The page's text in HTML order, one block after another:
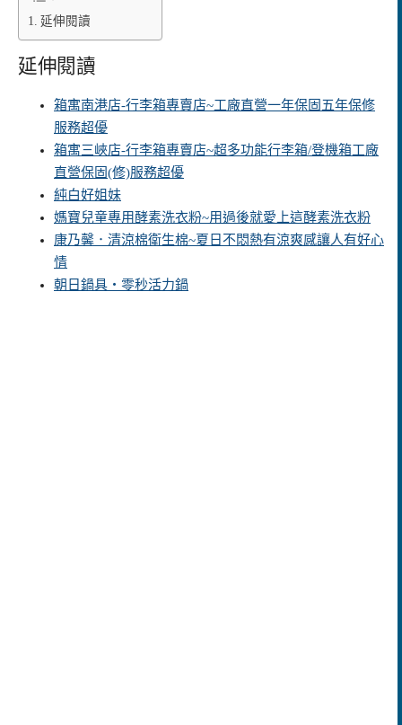
延伸閱讀
延伸閱讀
箱寓南港店-行李箱專賣店~工廠直營一年保固五年保修
服務超優
箱寓三峽店-行李箱專賣店~超多功能行李箱/登機箱工廠
直營保固(修)服務超優
純白好姐妹
媽寶兒童專用酵素洗衣粉~用過後就愛上這酵素洗衣粉
康乃馨．清涼棉衛生棉~夏日不悶熱有涼爽感讓人有好心
情
朝日鍋具‧零秒活力鍋